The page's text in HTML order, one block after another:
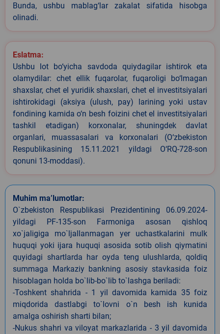
Bunda, ushbu mablag‘lar zakalat sifatida hisobga
olinadi.
Eslatma:
Ushbu lot bo‘yicha savdoda quiydagilar ishtirok eta
olamydilar: chet ellik fuqarolar, fuqaroligi bo‘lmagan
shaxslar, chet el yuridik shaxslari, chet el investitsiyalari
ishtirokidagi (aksiya (ulush, pay) larining yoki ustav
fondining kamida o‘n besh foizini chet el investitsiyalari
tashkil etadigan) korxonalar, shuningdek davlat
organlari, muassasalari va korxonalari (O‘zbekiston
Respublikasining 15.11.2021 yildagi O‘RQ-728-son
qonuni 13-moddasi).
Muhim ma’lumotlar:
O`zbekiston Respublikasi Prezidentining 06.09.2024-
yildagi PF-135-son Farmoniga asosan qishloq
xo`jaligiga mo`ljallanmagan yer uchastkalarini mulk
huquqi yoki ijara huquqi asosida sotib olish qiymatini
quyidagi shartlarda har oyda teng ulushlarda, qoldiq
summaga Markaziy bankning asosiy stavkasida foiz
hisoblagan holda bo`lib-bo`lib to`lashga beriladi:
-Toshkent shahrida - 1 yil davomida kamida 35 foiz
miqdorida dastlabgi to`lovni o`n besh ish kunida
amalga oshirish sharti bilan;
-Nukus shahri va viloyat markazlarida - 3 yil davomida